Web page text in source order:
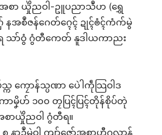
အစာ ယှိုဲညဝါ-ဥူပညာသဳဟ (ရွှေ
ဂှ် နအစဳဇန်ဂေတ်ဂ္ၚေၚ် ဍုၚ်ၜံၚ်ကံက်မွဲ
သာ်ဝွံ ဂွံတီကေတ် နူဒါယကာညး
က ကၠောန်သ္ပဏာ ပေဲါကဵုသြဝါဒ
ာမၞိဟ် ၁၀၀ တၠပြၚ်ပြၚ်တိုန်စိုပ်တုဲ
စာယှိုဲညဝါ ဂွံတီရ။
၈ နာဍဳမွဲဝါ ကျာ်ဇၞော်အစာဟီုဂလာန်